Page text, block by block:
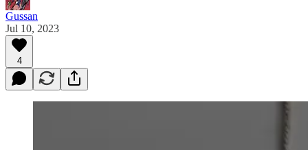
Gussan
Jul 10, 2023
4